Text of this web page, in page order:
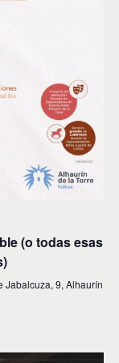
(o todas esas
Jabalcuza, 9, Alhaurín